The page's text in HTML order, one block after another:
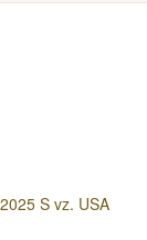
S vz. USA